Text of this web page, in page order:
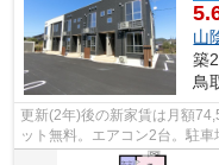
山
築
鳥
更新(2年)後の新家賃は月額
ット無料。エアコン2台。駐
ム。宅配ボックス。防犯カメ